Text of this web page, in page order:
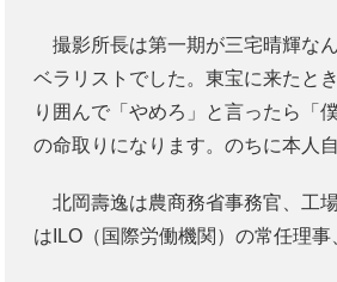
撮影所長は第一期が三宅晴輝な
ベラリストでした。東宝に来たと
り囲んで「やめろ」と言ったら「
の命取りになります。のちに本人
北岡壽逸は農商務省事務官、工
はILO（国際労働機関）の常任理